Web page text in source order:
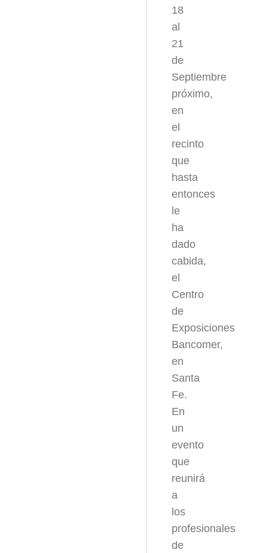
18
al
21
de
Septiembre
próximo,
en
el
recinto
que
hasta
entonces
le
ha
dado
cabida,
el
Centro
de
Exposiciones
Bancomer,
en
Santa
Fe.
En
un
evento
que
reunirá
a
los
profesionales
de